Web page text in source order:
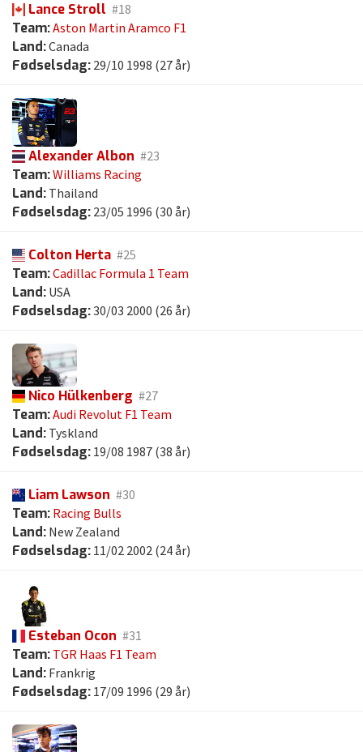
Lance Stroll #18
Team:Aston Martin Aramco F1
Land:Canada
Fødselsdag: 29/10 1998 (27 år)
Alexander Albon #23
Team:Williams Racing
Land: Thailand
Fødselsdag: 23/05 1996 (30 år)
Colton Herta #25
Team:Cadillac Formula 1 Team
Land: USA
Fødselsdag:30/03 2000 (26 år)
Nico Hülkenberg #27
Team:Audi Revolut F1 Team
Land: Tyskland
Fødselsdag: 19/08 1987 (38 år)
Liam Lawson #30
Team: Racing Bulls
Land: New Zealand
Fødselsdag: 11/02 2002 (24 år)
Esteban Ocon #31
Team: TGR Haas F1 Team
Land: Frankrig
Fødselsdag: 17/09 1996 (29 år)